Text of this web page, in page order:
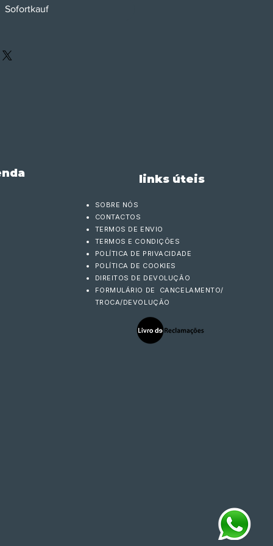
Sofortkauf
links úteis
SOBRE NÓS
CONTACTOS
TERMOS DE ENVIO
TERMOS E CONDIÇÕES
POLÍTICA DE PRIVACIDADE
POLÍTICA DE COOKIES
DIREITOS DE DEVOLUÇÃO
FORMULÁRIO DE CANCELAMENTO/
TROCA/DEVOLUÇÃO